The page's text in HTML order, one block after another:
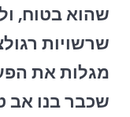
שהוא בטוח,
שרשויות
מגלות את
שכבר בנו אב